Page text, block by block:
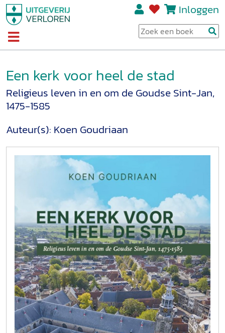
Inloggen
Een kerk voor heel de stad
Religieus leven in en om de Goudse Sint-Jan,
1475-1585
Auteur(s): Koen Goudriaan